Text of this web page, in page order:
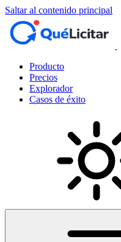
Saltar al contenido principal
Producto
Precios
Explorador
Casos de éxito